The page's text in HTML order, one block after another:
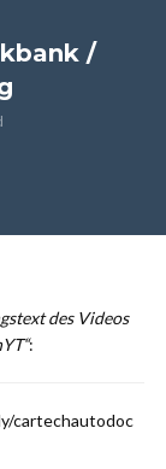
/
des Videos
:
cartechautodoc